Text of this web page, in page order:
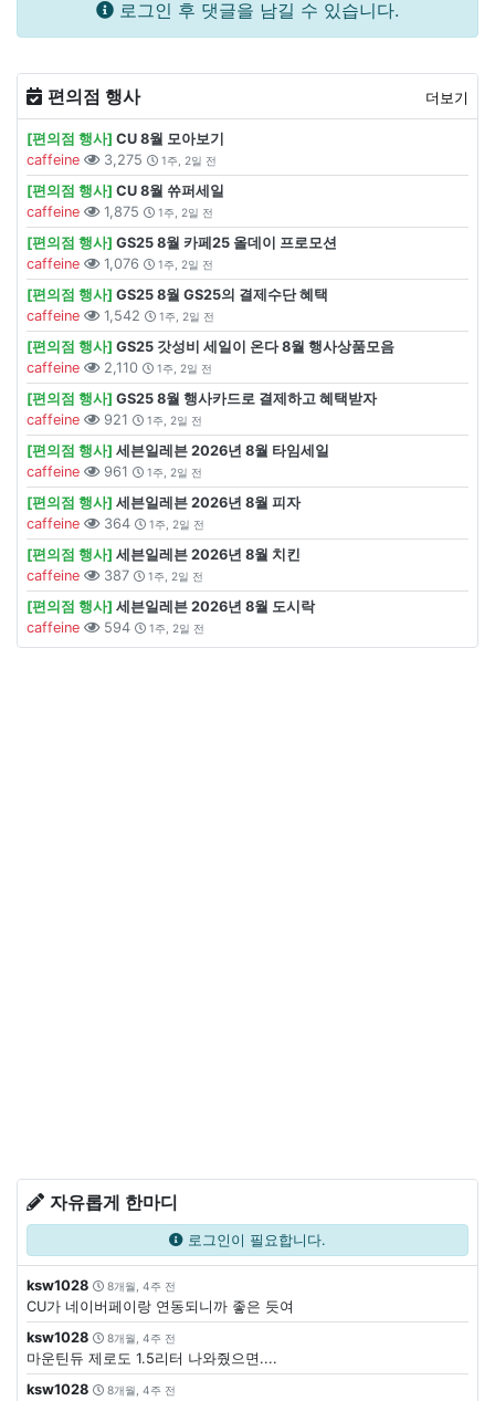
로그인 후 댓글을 남길 수 있습니다.
편의점 행사 더보기
[편의점 행사] CU 8월 모아보기
caffeine
3,275 1주, 2일 전
[편의점 행사] CU 8월 쓔퍼세일
caffeine
1,875 1주, 2일 전
[편의점 행사] GS25 8월 카페25 올데이 프로모션
caffeine
1,076 1주, 2일 전
[편의점 행사] GS25 8월 GS25의 결제수단 혜택
caffeine
1,542 1주, 2일 전
[편의점 행사] GS25 갓성비 세일이 온다 8월 행사상품모음
caffeine
2,110 1주, 2일 전
[편의점 행사] GS25 8월 행사카드로 결제하고 혜택받자
caffeine
921 1주, 2일 전
[편의점 행사] 세븐일레븐 2026년 8월 타임세일
caffeine
961 1주, 2일 전
[편의점 행사] 세븐일레븐 2026년 8월 피자
caffeine
364 1주, 2일 전
[편의점 행사] 세븐일레븐 2026년 8월 치킨
caffeine
387 1주, 2일 전
[편의점 행사] 세븐일레븐 2026년 8월 도시락
caffeine
594 1주, 2일 전
자유롭게 한마디
로그인이 필요합니다.
ksw1028 8개월, 4주 전
CU가 네이버페이랑 연동되니까 좋은 듯여
ksw1028
8개월, 4주 전
마운틴듀 제로도 1.5리터 나와줬으면....
ksw1028
8개월, 4주 전